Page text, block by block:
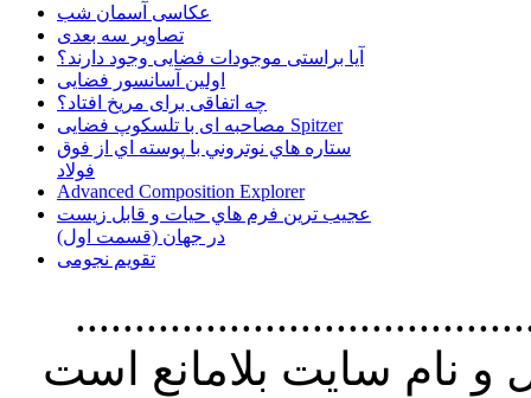
عکاسی آسمان شب
تصاویر سه بعدی
آیا براستی موجودات فضایی وجود دارند؟
اولین آسانسور فضایی
چه اتفاقی برای مریخ افتاد؟
مصاحبه ای با تلسکوپ فضایی Spitzer
ستاره هاي نوتروني با پوسته اي از فوق
فولاد
Advanced Composition Explorer
عجیب ترین فرم هاي حيات و قابل زيست
در جهان (قسمت اول)
تقویم نجومی
استفاده از
نام سايت بلامانع است